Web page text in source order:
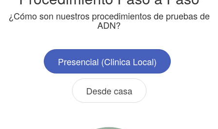
¿Cómo son nuestros procedimientos de pruebas de
ADN?
Presencial (Clinica Local)
Desde casa